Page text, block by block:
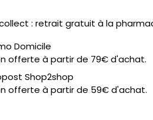
: retrait gratuit à la
Domicile
offerte à partir de 79€ d'achat.
Shop2shop
offerte à partir de 59€ d'achat.